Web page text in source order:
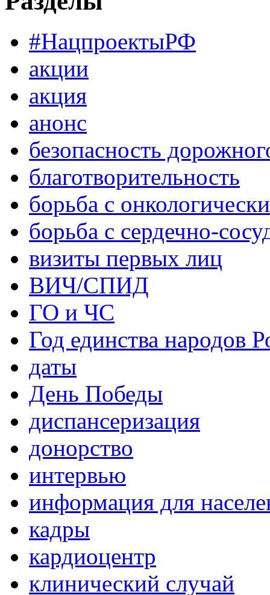
#НацпроектыРФ
акции
акция
анонс
безопасность
благотворительность
борьба с
борьба с сердечно-
визиты первых лиц
ВИЧ/СПИД
ГО и ЧС
Год единства народов
даты
День Победы
диспансеризация
донорство
интервью
информация для
кадры
кардиоцентр
клинический случай